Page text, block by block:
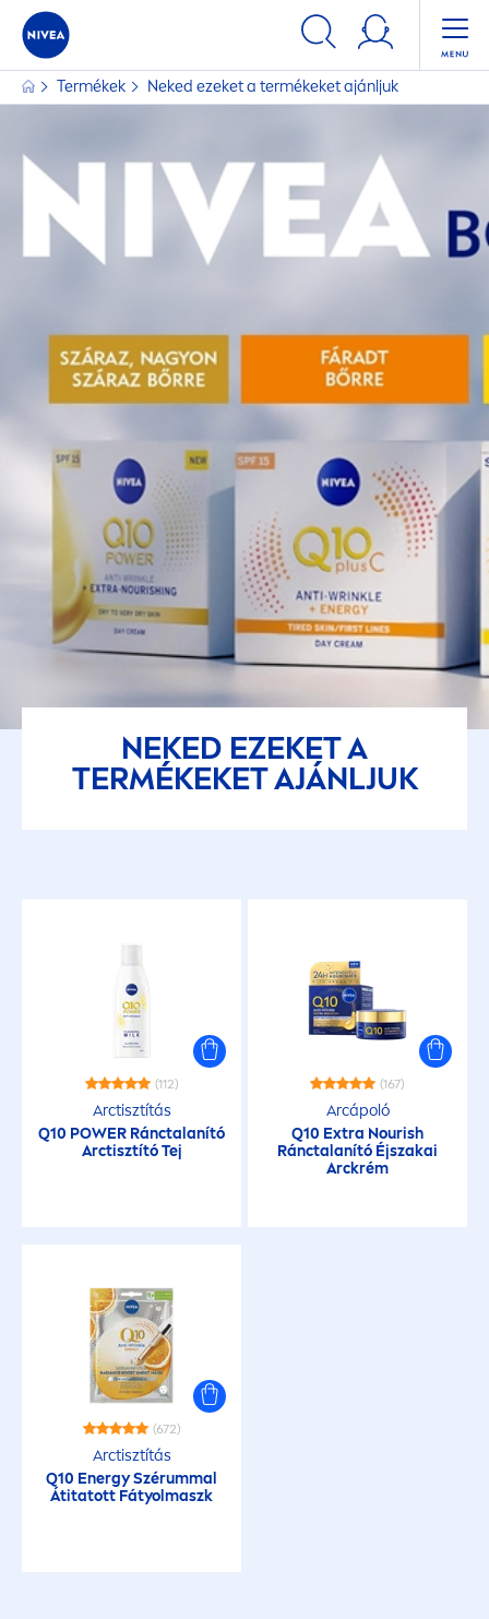
Termékek Neked ezeket a termékeket ajánljuk
NEKED EZEKET A
TERMÉKEKET AJÁNLJUK
(112)
Arctisztítás
Q10 POWER Ránctalanító
Arctisztító Tej
(167)
Arcápoló
Q10 Extra Nourish
Ránctalanító Éjszakai
Arckrém
(672)
Arctisztítás
Q10 Energy Szérummal
Átitatott Fátyolmaszk